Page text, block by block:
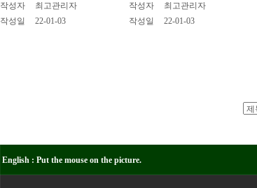
작성자
최고관리자
작성일
22-01-03
작성자
최고관리자
작성일
22-01-03
English : Put the mouse on the picture.